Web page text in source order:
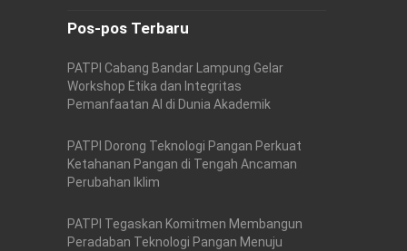
Pos-pos Terbaru
PATPI Cabang Bandar Lampung Gelar
Workshop Etika dan Integritas
Pemanfaatan AI di Dunia Akademik
PATPI Dorong Teknologi Pangan Perkuat
Ketahanan Pangan di Tengah Ancaman
Perubahan Iklim
PATPI Tegaskan Komitmen Membangun
Peradaban Teknologi Pangan Menuju